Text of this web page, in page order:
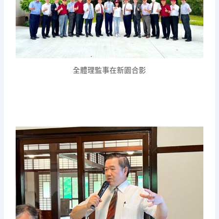
全體理監事在新園合影